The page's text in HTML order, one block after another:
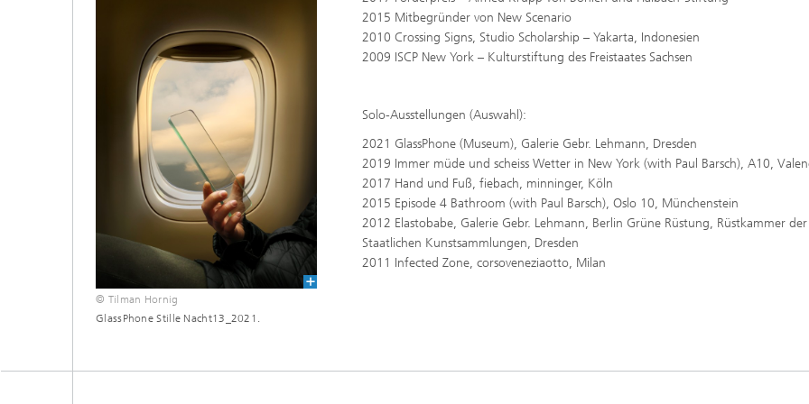
© Tilman Hornig
GlassPhone Stille Nacht13_2021.
2015 Mitbegründer von New Scenario
2010 Crossing Signs, Studio Scholarship – Yakarta, Indonesien
2009 ISCP New York – Kulturstiftung des Freistaates Sachsen
Solo-Ausstellungen (Auswahl):
2021 GlassPhone (Museum), Galerie Gebr. Lehmann, Dresden
2019 Immer müde und scheiss Wetter in New York (with Paul Barsch), A10,
2017 Hand und Fuß, fiebach, minninger, Köln
2015 Episode 4 Bathroom (with Paul Barsch), Oslo 10, Münchenstein
2012 Elastobabe, Galerie Gebr. Lehmann, Berlin Grüne Rüstung, Rüstkammer der
Staatlichen Kunstsammlungen, Dresden
2011 Infected Zone, corsoveneziaotto, Milan